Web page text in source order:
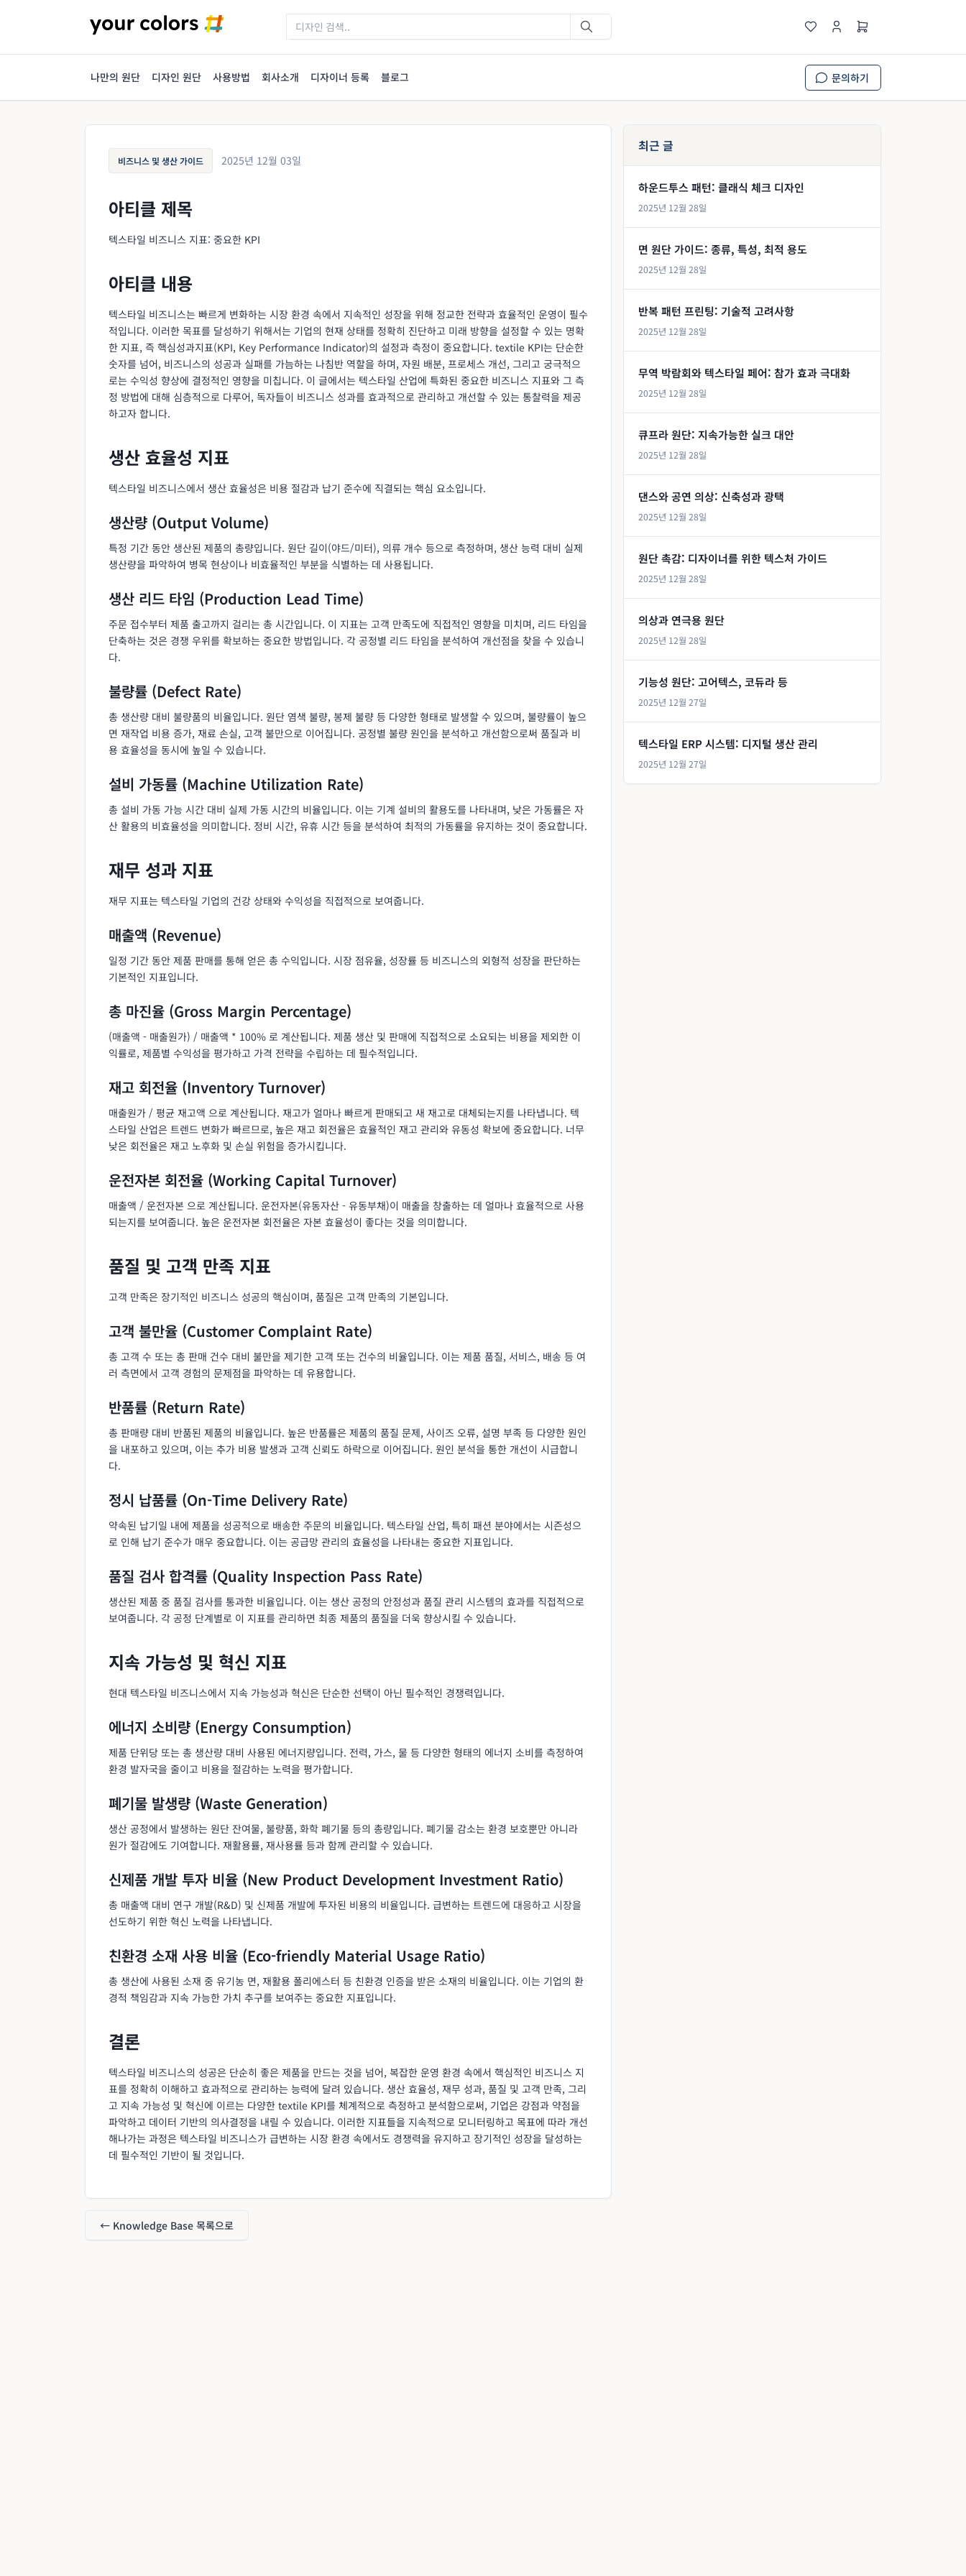
나만의 원단 디자인 원단 사용방법 회사소개 디자이너 등록 블로그 문의하기
비즈니스 및 생산 가이드 2025년 12월 03일
아티클 제목
텍스타일 비즈니스 지표: 중요한 KPI
아티클 내용
텍스타일 비즈니스는 빠르게 변화하는 시장 환경 속에서 지속적인 성장을 위해 정교한 전략과 효율적인 운영이 필수
적입니다. 이러한 목표를 달성하기 위해서는 기업의 현재 상태를 정확히 진단하고 미래 방향을 설정할 수 있는 명확
한 지표, 즉 핵심성과지표(KPI, Key Performance Indicator)의 설정과 측정이 중요합니다. textile KPI는 단순한
숫자를 넘어, 비즈니스의 성공과 실패를 가늠하는 나침반 역할을 하며, 자원 배분, 프로세스 개선, 그리고 궁극적으
로는 수익성 향상에 결정적인 영향을 미칩니다. 이 글에서는 텍스타일 산업에 특화된 중요한 비즈니스 지표와 그 측
정 방법에 대해 심층적으로 다루어, 독자들이 비즈니스 성과를 효과적으로 관리하고 개선할 수 있는 통찰력을 제공
하고자 합니다.
생산 효율성 지표
텍스타일 비즈니스에서 생산 효율성은 비용 절감과 납기 준수에 직결되는 핵심 요소입니다.
생산량 (Output Volume)
특정 기간 동안 생산된 제품의 총량입니다. 원단 길이(야드/미터), 의류 개수 등으로 측정하며, 생산 능력 대비 실제
생산량을 파악하여 병목 현상이나 비효율적인 부분을 식별하는 데 사용됩니다.
생산 리드 타임 (Production Lead Time)
주문 접수부터 제품 출고까지 걸리는 총 시간입니다. 이 지표는 고객 만족도에 직접적인 영향을 미치며, 리드 타임을
단축하는 것은 경쟁 우위를 확보하는 중요한 방법입니다. 각 공정별 리드 타임을 분석하여 개선점을 찾을 수 있습니
다.
불량률 (Defect Rate)
총 생산량 대비 불량품의 비율입니다. 원단 염색 불량, 봉제 불량 등 다양한 형태로 발생할 수 있으며, 불량률이 높으
면 재작업 비용 증가, 재료 손실, 고객 불만으로 이어집니다. 공정별 불량 원인을 분석하고 개선함으로써 품질과 비
용 효율성을 동시에 높일 수 있습니다.
설비 가동률 (Machine Utilization Rate)
총 설비 가동 가능 시간 대비 실제 가동 시간의 비율입니다. 이는 기계 설비의 활용도를 나타내며, 낮은 가동률은 자
산 활용의 비효율성을 의미합니다. 정비 시간, 유휴 시간 등을 분석하여 최적의 가동률을 유지하는 것이 중요합니다.
재무 성과 지표
재무 지표는 텍스타일 기업의 건강 상태와 수익성을 직접적으로 보여줍니다.
매출액 (Revenue)
일정 기간 동안 제품 판매를 통해 얻은 총 수익입니다. 시장 점유율, 성장률 등 비즈니스의 외형적 성장을 판단하는
기본적인 지표입니다.
총 마진율 (Gross Margin Percentage)
(매출액 - 매출원가) / 매출액 * 100% 로 계산됩니다. 제품 생산 및 판매에 직접적으로 소요되는 비용을 제외한 이
익률로, 제품별 수익성을 평가하고 가격 전략을 수립하는 데 필수적입니다.
재고 회전율 (Inventory Turnover)
매출원가 / 평균 재고액 으로 계산됩니다. 재고가 얼마나 빠르게 판매되고 새 재고로 대체되는지를 나타냅니다. 텍
스타일 산업은 트렌드 변화가 빠르므로, 높은 재고 회전율은 효율적인 재고 관리와 유동성 확보에 중요합니다. 너무
낮은 회전율은 재고 노후화 및 손실 위험을 증가시킵니다.
운전자본 회전율 (Working Capital Turnover)
매출액 / 운전자본 으로 계산됩니다. 운전자본(유동자산 - 유동부채)이 매출을 창출하는 데 얼마나 효율적으로 사용
되는지를 보여줍니다. 높은 운전자본 회전율은 자본 효율성이 좋다는 것을 의미합니다.
품질 및 고객 만족 지표
고객 만족은 장기적인 비즈니스 성공의 핵심이며, 품질은 고객 만족의 기본입니다.
고객 불만율 (Customer Complaint Rate)
총 고객 수 또는 총 판매 건수 대비 불만을 제기한 고객 또는 건수의 비율입니다. 이는 제품 품질, 서비스, 배송 등 여
러 측면에서 고객 경험의 문제점을 파악하는 데 유용합니다.
반품률 (Return Rate)
총 판매량 대비 반품된 제품의 비율입니다. 높은 반품률은 제품의 품질 문제, 사이즈 오류, 설명 부족 등 다양한 원인
을 내포하고 있으며, 이는 추가 비용 발생과 고객 신뢰도 하락으로 이어집니다. 원인 분석을 통한 개선이 시급합니
다.
정시 납품률 (On-Time Delivery Rate)
약속된 납기일 내에 제품을 성공적으로 배송한 주문의 비율입니다. 텍스타일 산업, 특히 패션 분야에서는 시즌성으
로 인해 납기 준수가 매우 중요합니다. 이는 공급망 관리의 효율성을 나타내는 중요한 지표입니다.
품질 검사 합격률 (Quality Inspection Pass Rate)
생산된 제품 중 품질 검사를 통과한 비율입니다. 이는 생산 공정의 안정성과 품질 관리 시스템의 효과를 직접적으로
보여줍니다. 각 공정 단계별로 이 지표를 관리하면 최종 제품의 품질을 더욱 향상시킬 수 있습니다.
지속 가능성 및 혁신 지표
현대 텍스타일 비즈니스에서 지속 가능성과 혁신은 단순한 선택이 아닌 필수적인 경쟁력입니다.
에너지 소비량 (Energy Consumption)
제품 단위당 또는 총 생산량 대비 사용된 에너지량입니다. 전력, 가스, 물 등 다양한 형태의 에너지 소비를 측정하여
환경 발자국을 줄이고 비용을 절감하는 노력을 평가합니다.
폐기물 발생량 (Waste Generation)
생산 공정에서 발생하는 원단 잔여물, 불량품, 화학 폐기물 등의 총량입니다. 폐기물 감소는 환경 보호뿐만 아니라
원가 절감에도 기여합니다. 재활용률, 재사용률 등과 함께 관리할 수 있습니다.
신제품 개발 투자 비율 (New Product Development Investment Ratio)
총 매출액 대비 연구 개발(R&D) 및 신제품 개발에 투자된 비용의 비율입니다. 급변하는 트렌드에 대응하고 시장을
선도하기 위한 혁신 노력을 나타냅니다.
친환경 소재 사용 비율 (Eco-friendly Material Usage Ratio)
총 생산에 사용된 소재 중 유기농 면, 재활용 폴리에스터 등 친환경 인증을 받은 소재의 비율입니다. 이는 기업의 환
경적 책임감과 지속 가능한 가치 추구를 보여주는 중요한 지표입니다.
결론
텍스타일 비즈니스의 성공은 단순히 좋은 제품을 만드는 것을 넘어, 복잡한 운영 환경 속에서 핵심적인 비즈니스 지
표를 정확히 이해하고 효과적으로 관리하는 능력에 달려 있습니다. 생산 효율성, 재무 성과, 품질 및 고객 만족, 그리
고 지속 가능성 및 혁신에 이르는 다양한 textile KPI를 체계적으로 측정하고 분석함으로써, 기업은 강점과 약점을
파악하고 데이터 기반의 의사결정을 내릴 수 있습니다. 이러한 지표들을 지속적으로 모니터링하고 목표에 따라 개선
해나가는 과정은 텍스타일 비즈니스가 급변하는 시장 환경 속에서도 경쟁력을 유지하고 장기적인 성장을 달성하는
데 필수적인 기반이 될 것입니다.
← Knowledge Base 목록으로
최근 글
하운드투스 패턴: 클래식 체크 디자인
2025년 12월 28일
면 원단 가이드: 종류, 특성, 최적 용도
2025년 12월 28일
반복 패턴 프린팅: 기술적 고려사항
2025년 12월 28일
무역 박람회와 텍스타일 페어: 참가 효과 극대화
2025년 12월 28일
큐프라 원단: 지속가능한 실크 대안
2025년 12월 28일
댄스와 공연 의상: 신축성과 광택
2025년 12월 28일
원단 촉감: 디자이너를 위한 텍스처 가이드
2025년 12월 28일
의상과 연극용 원단
2025년 12월 28일
기능성 원단: 고어텍스, 코듀라 등
2025년 12월 27일
텍스타일 ERP 시스템: 디지털 생산 관리
2025년 12월 27일